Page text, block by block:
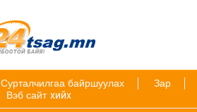
Сурталчилгаа байршуулах
Зар
Вэб сайт хийх